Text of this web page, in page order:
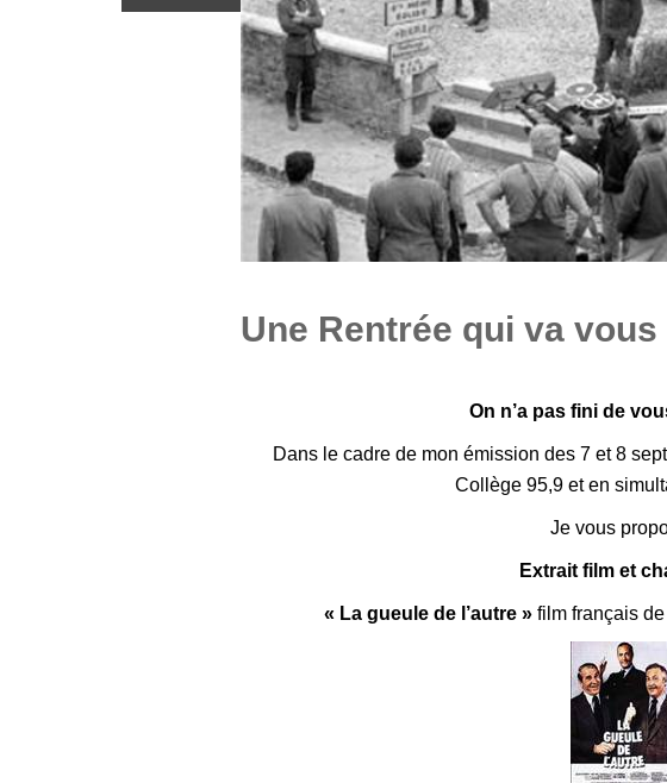
Une Rentrée qui va
On n’a pas fini de
Dans le cadre de mon émission des 7 et 8
Collège 95,9 et en
Je vous
Extrait film et
« La gueule de l’autre » film français de